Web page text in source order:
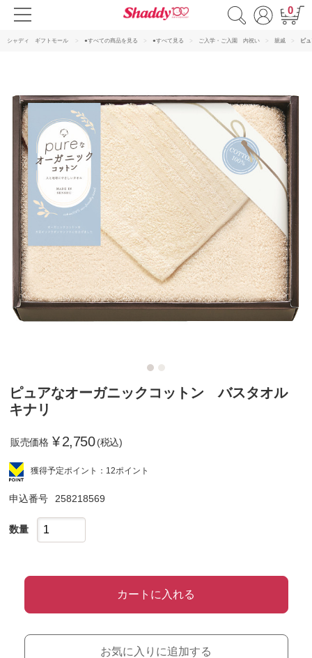
0
シャディ ギフトモール ●すべての商品を見る ●すべて見る ご入学・ご入園 内祝い 親戚 ピ
ピュアなオーガニックコットン バスタオル
キナリ
販売価格 ¥2,750 (税込)
獲得予定ポイント：12ポイント
申込番号 258218569
数量
カートに入れる
お気に入りに追加する